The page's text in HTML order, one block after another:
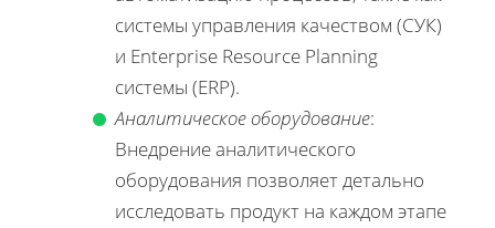
системы управления качеством (СУК)
и Enterprise Resource Planning
системы (ERP).
Аналитическое оборудование:
Внедрение аналитического
оборудования позволяет детально
исследовать продукт на каждом этапе